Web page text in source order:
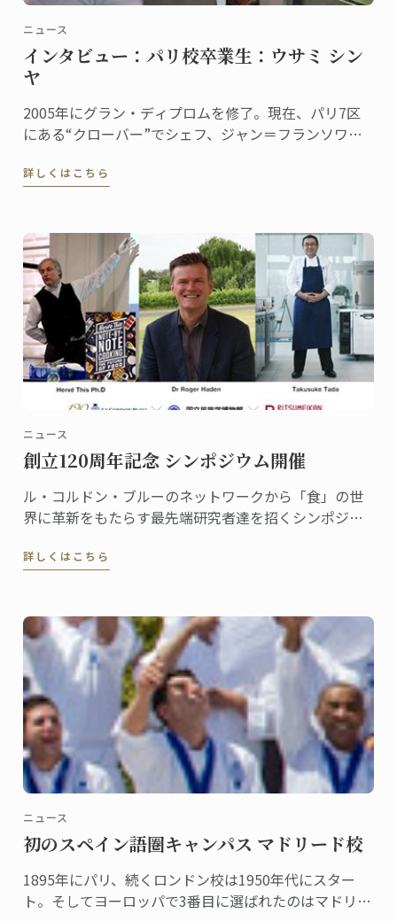
ニュース
インタビュー：パリ校卒業生：ウサミ シン
ヤ
2005年にグラン・ディプロムを修了。現在、パリ7区
にある“クローバー”でシェフ、ジャン＝フランソワ・
を聞いてみました。
詳しくはこちら
ニュース
創立120周年記念 シンポジウム開催
ル・コルドン・ブルーのネットワークから「食」の世
界に革新をもたらす最先端研究者達を招くシンポジウ
詳しくはこちら
ニュース
初のスペイン語圏キャンパス マドリード校
1895年にパリ、続くロンドン校は1950年代にスター
ト。そしてヨーロッパで3番目に選ばれたのはマドリッ